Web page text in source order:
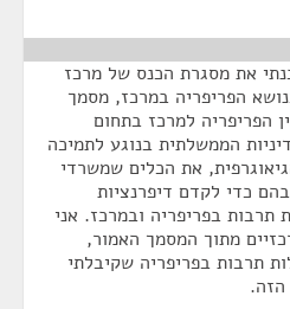
את מסגרת הכנס של מרכז
הפריפריה במרכז, מסמך
הפריפריה למרכז בתחום
הממשלתית בנוגע לתמיכה
את הכלים שמשרדי
כדי לקדם דיפרנציות
תרבות בפריפריה ובמרכז. אני
מתוך המסמך האמור,
תרבות בפריפריה שקיבלתי
הזה.